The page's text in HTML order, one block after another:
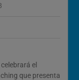
el
que presenta